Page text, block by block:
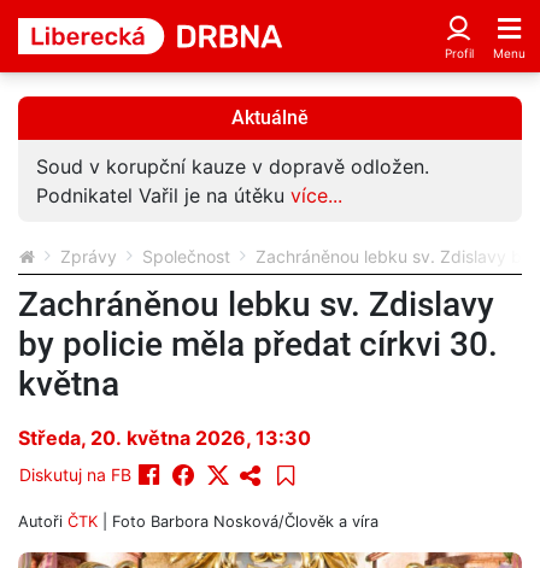
Aktuálně
Soud v korupční kauze v dopravě odložen.
Podnikatel Vařil je na útěku více...
Zprávy Společnost Zachráněnou lebku sv. Zdislavy
Zachráněnou lebku sv. Zdislavy
by policie měla předat církvi 30.
května
Středa, 20. května 2026, 13:30
Diskutuj na FB
Autoři ČTK | Foto Barbora Nosková/Člověk a víra